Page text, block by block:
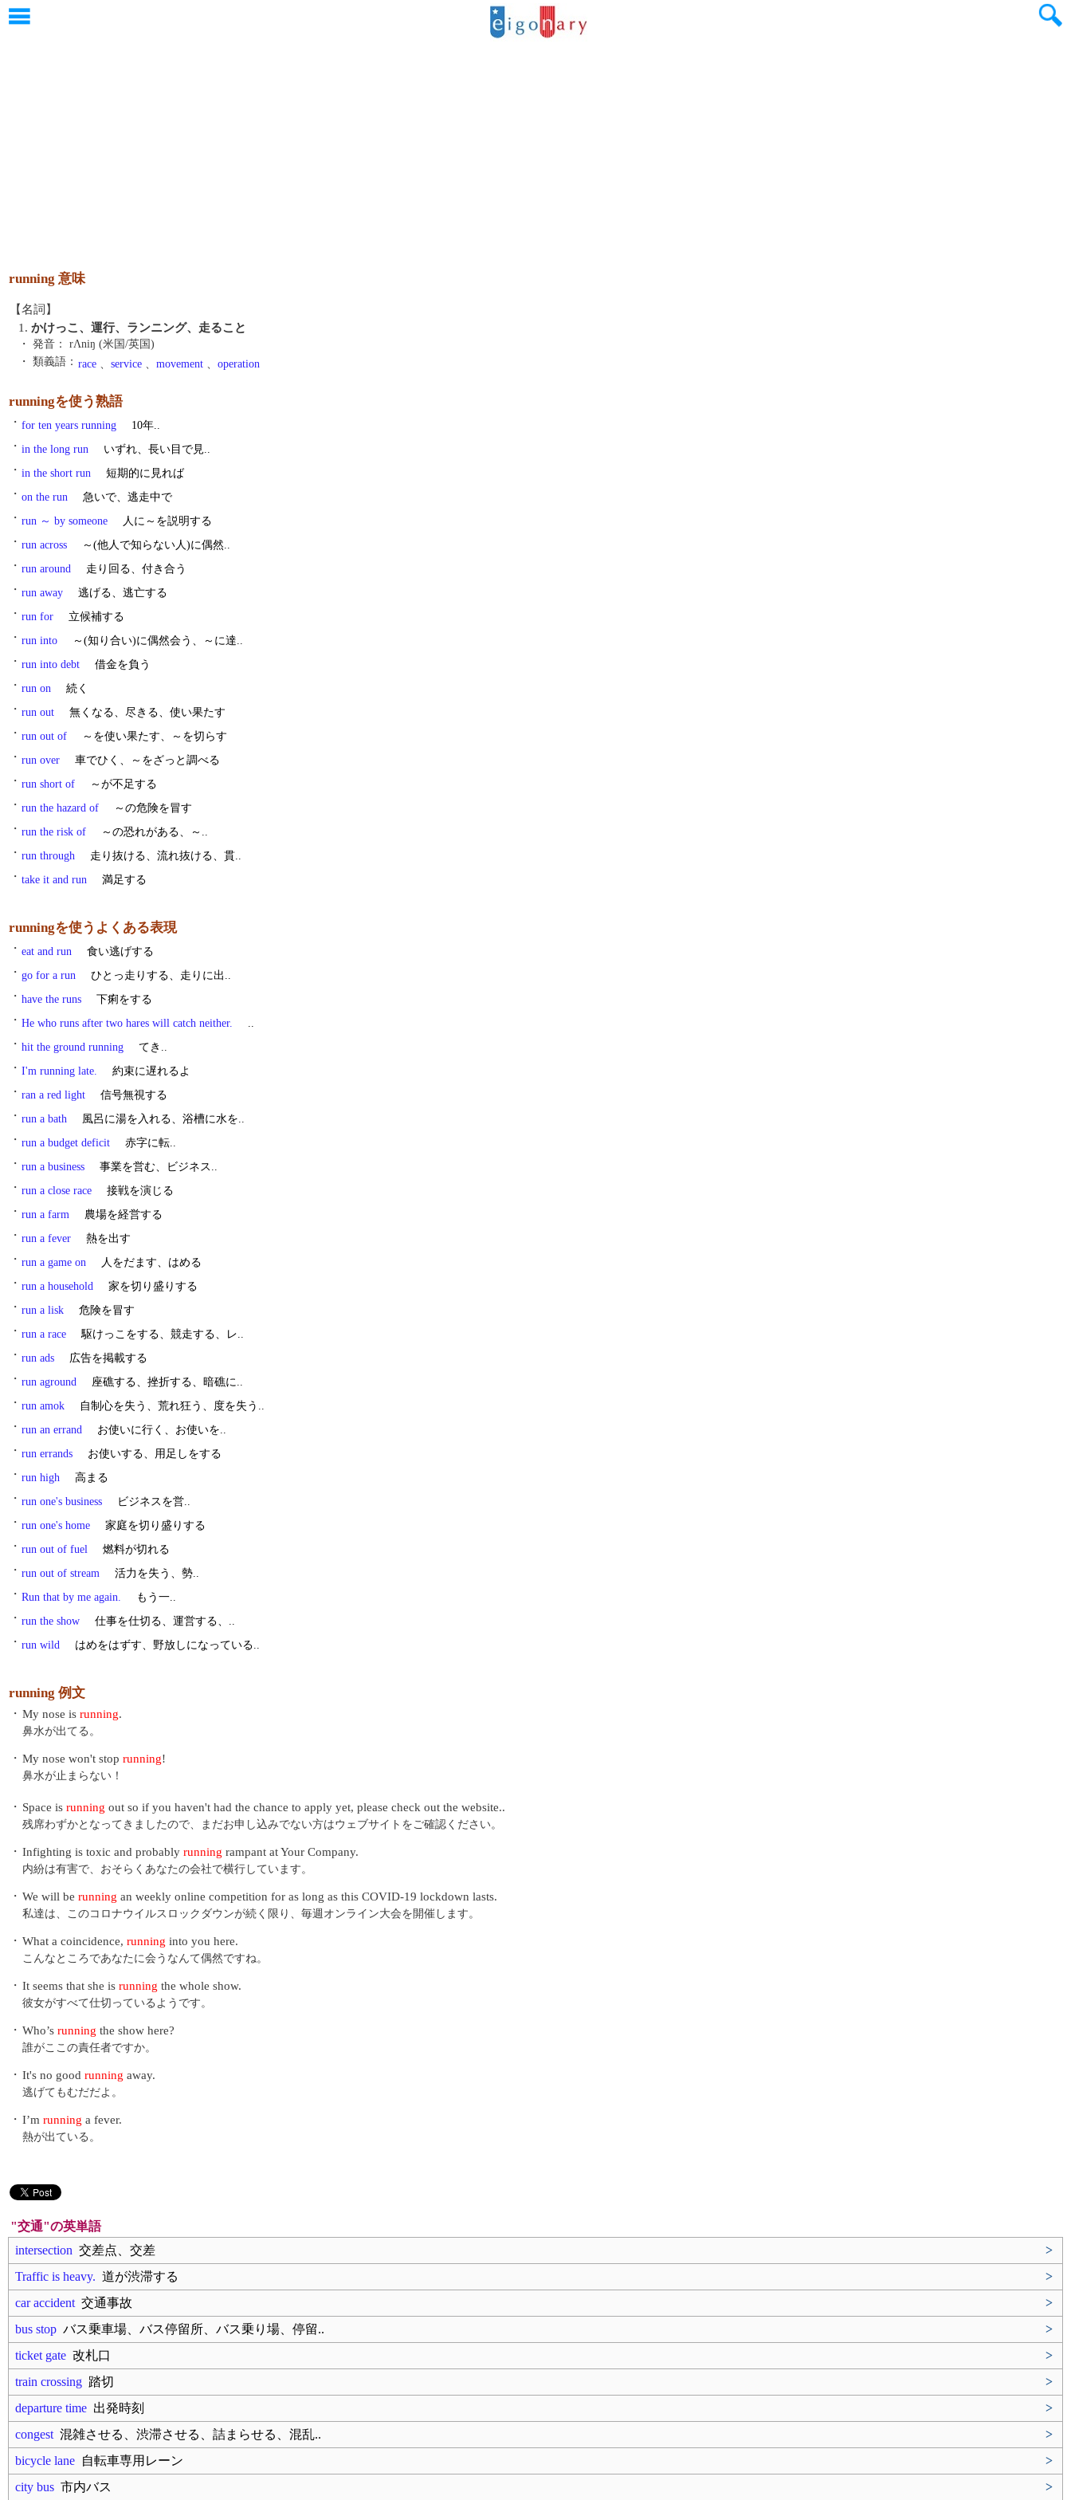
running 意味
【名詞】
1. かけっこ、運行、ランニング、走ること
・ 発音：
rΛniŋ (米国/英国)
・ 類義語： race 、 service 、 movement 、 operation
runningを使う熟語
・ for ten years running
10年..
・ in the long run
いずれ、長い目で見..
・ in the short run
短期的に見れば
・ on the run
急いで、逃走中で
・ run ～ by someone
人に～を説明する
・ run across
～(他人で知らない人)に偶然..
・ run around
走り回る、付き合う
・ run away
逃げる、逃亡する
・ run for
立候補する
・ run into
～(知り合い)に偶然会う、～に達..
・ run into debt
借金を負う
・ run on
続く
・ run out
無くなる、尽きる、使い果たす
・ run out of
～を使い果たす、～を切らす
・ run over
車でひく、～をざっと調べる
・ run short of
～が不足する
・ run the hazard of
～の危険を冒す
・ run the risk of
～の恐れがある、～..
・ run through
走り抜ける、流れ抜ける、貫..
・ take it and run 満足する
runningを使うよくある表現
・ eat and run
食い逃げする
・ go for a run
ひとっ走りする、走りに出..
・ have the runs
下痢をする
・ He who runs after two hares will catch neither.
..
・ hit the ground running
てき..
・ I'm running late.
約束に遅れるよ
・ ran a red light
信号無視する
・ run a bath
風呂に湯を入れる、浴槽に水を..
・ run a budget deficit
赤字に転..
・ run a business
事業を営む、ビジネス..
・ run a close race
接戦を演じる
・ run a farm
農場を経営する
・ run a fever
熱を出す
・ run a game on
人をだます、はめる
・ run a household
家を切り盛りする
・ run a lisk
危険を冒す
・ run a race
駆けっこをする、競走する、レ..
・ run ads
広告を掲載する
・ run aground
座礁する、挫折する、暗礁に..
・ run amok
自制心を失う、荒れ狂う、度を失う..
・ run an errand
お使いに行く、お使いを..
・ run errands
お使いする、用足しをする
・ run high
高まる
・ run one's business
ビジネスを営..
・ run one's home
家庭を切り盛りする
・ run out of fuel
燃料が切れる
・ run out of stream
活力を失う、勢..
・ Run that by me again.
もう一..
・ run the show
仕事を仕切る、運営する、..
・ run wild はめをはずす、野放しになっている..
running 例文
・ My nose is running.
鼻水が出てる。
・ My nose won't stop running!
鼻水が止まらない！
・ Space is running out so if you haven't had the chance to apply yet, please check out the website..
残席わずかとなってきましたので、まだお申し込みでない方はウェブサイトをご確認ください。
・ Infighting is toxic and probably running rampant at Your Company.
内紛は有害で、おそらくあなたの会社で横行しています。
・ We will be running an weekly online competition for as long as this COVID-19 lockdown lasts.
私達は、このコロナウイルスロックダウンが続く限り、毎週オンライン大会を開催します。
・ What a coincidence, running into you here.
こんなところであなたに会うなんて偶然ですね。
・ It seems that she is running the whole show.
彼女がすべて仕切っているようです。
・ Who’s running the show here?
誰がここの責任者ですか。
・ It's no good running away.
逃げてもむだだよ。
・ I’m running a fever.
熱が出ている。
"交通"の英単語
intersection 交差点、交差
>
Traffic is heavy. 道が渋滞する
>
car accident 交通事故
>
bus stop バス乗車場、バス停留所、バス乗り場、停留..
>
ticket gate 改札口
>
train crossing 踏切
>
departure time 出発時刻
>
congest 混雑させる、渋滞させる、詰まらせる、混乱..
>
bicycle lane 自転車専用レーン
>
city bus 市内バス >